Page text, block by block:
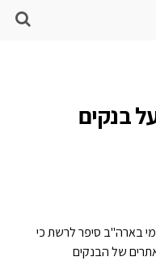
בנקים
בארה"ב סיפר לרשת כי
של הבנקים